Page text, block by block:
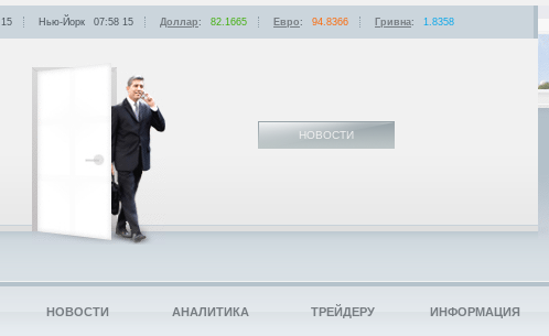
НОВОСТИ
15 Нью-Йорк 07:58 15 Доллар: 82.1665 Евро: 94.8366 Гривна: 1.8358
НОВОСТИ АНАЛИТИКА ТРЕЙДЕРУ ИНФОРМАЦИЯ